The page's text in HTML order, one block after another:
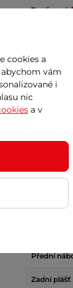
Typ řazení
Odpružení
Vidlice
Materiál
Typ
Přední
Zadní plášť
cookies a
vám
i
nic
a v